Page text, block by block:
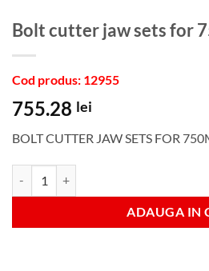
bolt cutter jaw sets for
Cod produs: 12955
755.28 lei
BOLT CUTTER JAW SETS FOR
ADAUGA IN